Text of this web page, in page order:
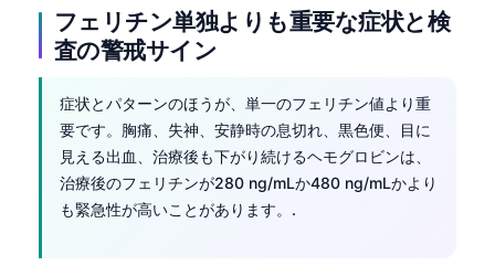
フェリチン単独よりも重要な症状と検
査の警戒サイン
症状とパターンのほうが、単一のフェリチン値より重
要です。胸痛、失神、安静時の息切れ、黒色便、目に
見える出血、治療後も下がり続けるヘモグロビンは、
治療後のフェリチンが280 ng/mLか480 ng/mLかより
も緊急性が高いことがあります。.
Español
Português
Ελληνικά
Română